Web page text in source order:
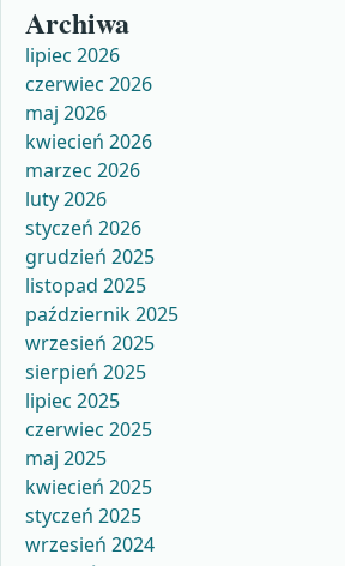
Archiwa
lipiec 2026
czerwiec 2026
maj 2026
kwiecień 2026
marzec 2026
luty 2026
styczeń 2026
grudzień 2025
listopad 2025
październik 2025
wrzesień 2025
sierpień 2025
lipiec 2025
czerwiec 2025
maj 2025
kwiecień 2025
styczeń 2025
wrzesień 2024